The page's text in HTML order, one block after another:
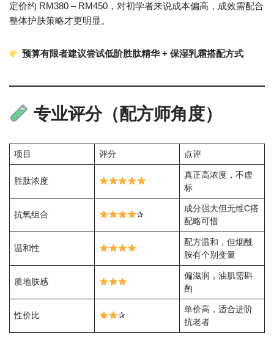
定价约 RM380 – RM450，对初学者来说成本偏高，成效需配合
整体护肤策略才更明显。
预算有限者建议尝试低阶胜肽精华 + 保湿乳霜搭配方式
专业评分（配方师角度）
项目 评分 点评
胜肽浓度
真正高浓度，不虚
标
抗氧组合 ✰
成分强大但无维C搭
配略可惜
温和性
配方温和，但烟酰
胺有个别变量
质地肤感
偏滋润，油肌需斟
酌
性价比 ✰
单价高，适合进阶
抗老者